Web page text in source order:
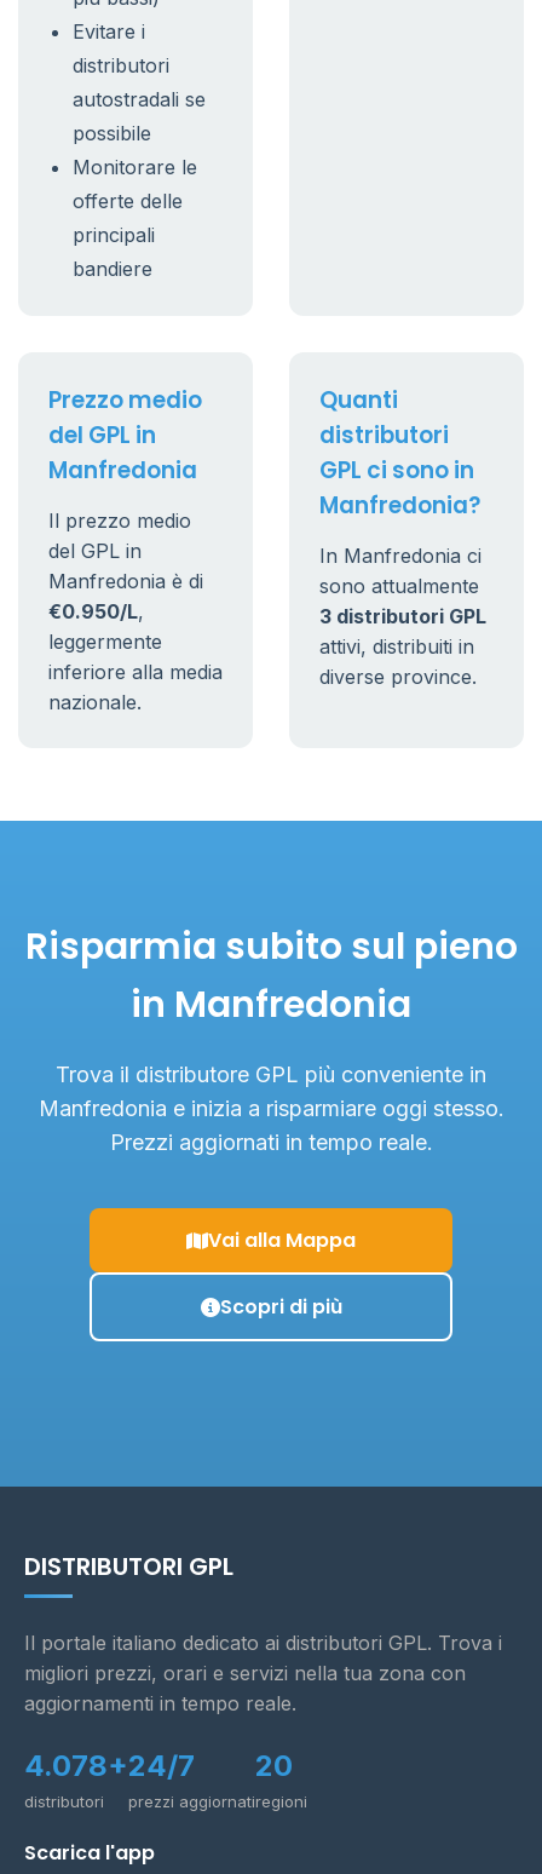
Evitare i
distributori
autostradali se
possibile
Monitorare le
offerte delle
principali
bandiere
Prezzo medio
del GPL in
Manfredonia
Il prezzo medio
del GPL in
Manfredonia è di
€0.950/L,
leggermente
inferiore alla media
nazionale.
Quanti
distributori
GPL ci sono in
Manfredonia?
In Manfredonia ci
sono attualmente
3 distributori GPL
attivi, distribuiti in
diverse province.
Risparmia subito sul pieno
in Manfredonia
Trova il distributore GPL più conveniente in
Manfredonia e inizia a risparmiare oggi stesso.
Prezzi aggiornati in tempo reale.
Vai alla Mappa
Scopri di più
DISTRIBUTORI GPL
Il portale italiano dedicato ai distributori GPL. Trova i
migliori prezzi, orari e servizi nella tua zona con
aggiornamenti in tempo reale.
4.078+
distributori
24/7
prezzi aggiornati
20
regioni
Scarica l'app